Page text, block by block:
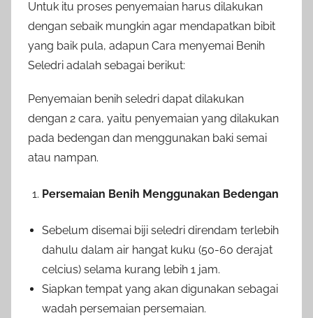
Untuk itu proses penyemaian harus dilakukan
dengan sebaik mungkin agar mendapatkan bibit
yang baik pula, adapun Cara menyemai Benih
Seledri adalah sebagai berikut:
Penyemaian benih seledri dapat dilakukan
dengan 2 cara, yaitu penyemaian yang dilakukan
pada bedengan dan menggunakan baki semai
atau nampan.
Persemaian Benih Menggunakan Bedengan
Sebelum disemai biji seledri direndam terlebih
dahulu dalam air hangat kuku (50-60 derajat
celcius) selama kurang lebih 1 jam.
Siapkan tempat yang akan digunakan sebagai
wadah persemaian persemaian.